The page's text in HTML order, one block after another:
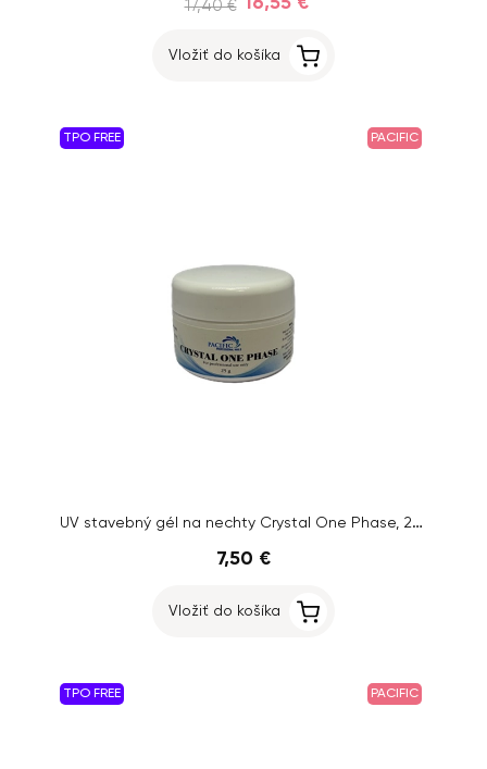
17,40 €
Vložiť do košíka
TPO FREE PACIFIC
UV stavebný gél na nechty Crystal One Phase, 25g
7,50 €
Vložiť do košíka
TPO FREE PACIFIC